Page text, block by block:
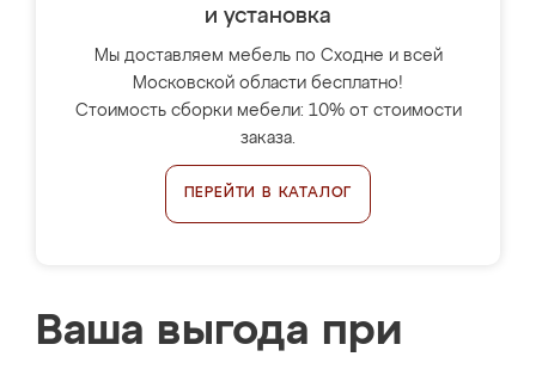
и установка
Мы доставляем мебель по Сходне и всей
Московской области бесплатно!
Стоимость сборки мебели: 10% от стоимости
заказа.
ПЕРЕЙТИ В КАТАЛОГ
Ваша выгода при